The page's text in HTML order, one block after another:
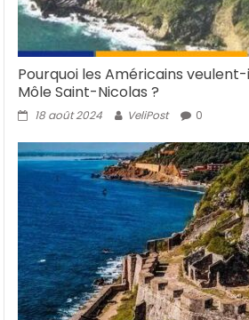
Pourquoi les Américains
Môle Saint-Nicolas ?
18 août 2024 VeliPost 0